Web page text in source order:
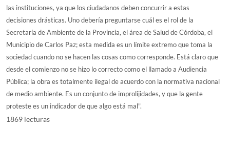
las instituciones, ya que los ciudadanos deben concurrir a estas
decisiones drásticas. Uno debería preguntarse cuál es el rol de la
Secretaría de Ambiente de la Provincia, el área de Salud de Córdoba, el
Municipio de Carlos Paz; esta medida es un límite extremo que toma la
sociedad cuando no se hacen las cosas como corresponde. Está claro que
desde el comienzo no se hizo lo correcto como el llamado a Audiencia
Pública; la obra es totalmente ilegal de acuerdo con la normativa nacional
de medio ambiente. Es un conjunto de improlijidades, y que la gente
proteste es un indicador de que algo está mal".
1869 lecturas